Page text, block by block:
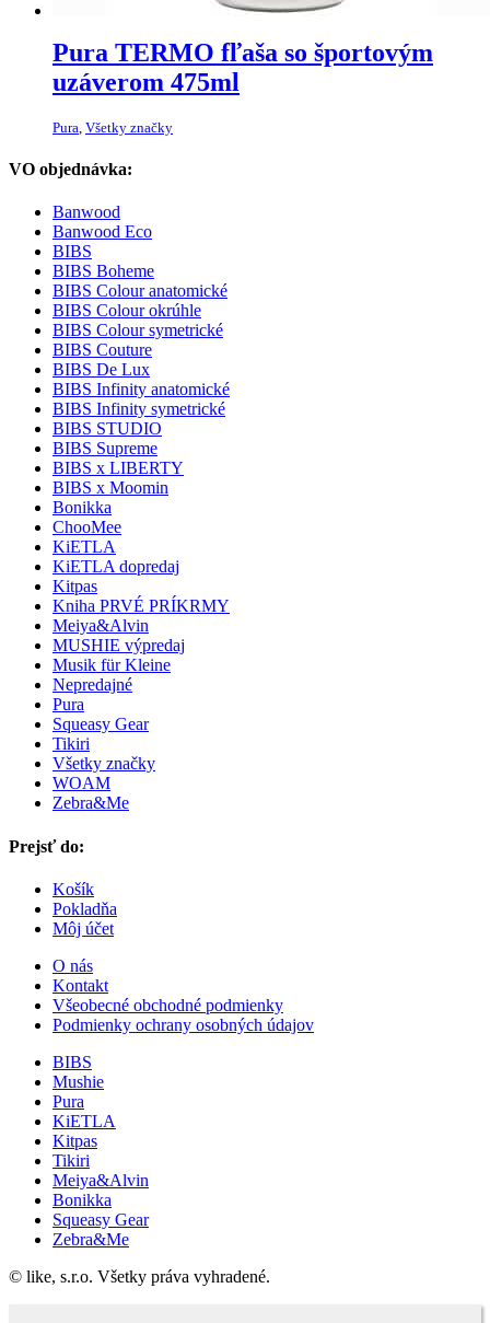
Pura TERMO fľaša so športovým
uzáverom 475ml
Pura Všetky značky
VO objednávka:
Banwood
Banwood Eco
BIBS
BIBS Boheme
BIBS Colour anatomické
BIBS Colour okrúhle
BIBS Colour symetrické
BIBS Couture
BIBS De Lux
BIBS Infinity anatomické
BIBS Infinity symetrické
BIBS STUDIO
BIBS Supreme
BIBS x LIBERTY
BIBS x Moomin
Bonikka
ChooMee
KiETLA
KiETLA dopredaj
Kitpas
Kniha PRVÉ PRÍKRMY
Meiya&Alvin
MUSHIE výpredaj
Musik für Kleine
Nepredajné
Pura
Squeasy Gear
Tikiri
Všetky značky
WOAM
Zebra&Me
Prejsť do:
Košík
Pokladňa
Môj účet
O nás
Kontakt
Všeobecné obchodné podmienky
Podmienky ochrany osobných údajov
BIBS
Mushie
Pura
KiETLA
Kitpas
Tikiri
Meiya&Alvin
Bonikka
Squeasy Gear
Zebra&Me
© like, s.r.o. Všetky práva vyhradené.